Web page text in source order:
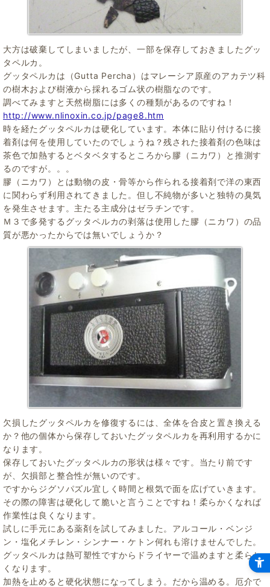
大方は破棄してしまいましたが、一部を保存しておきましたグッ
タペルカ。
グッタペルカは（Gutta Percha）はマレーシア原産のアカテツ科
の樹木および樹液から採れるゴム状の樹脂なのです。
調べてみますと天然樹脂には多くの種類があるのですね！
http://www.nlinoxin.co.jp/page8.htm
時を経たグッタペルカは硬化しています。本体に貼り付けるに接
着剤は何を使用していたのでしょうね？残された接着剤の色味は
茶色で加熱するとベタベタするところから膠（ニカワ）と推測す
るのですが。。。
膠（ニカワ）とは動物の皮・骨等から作られる接着剤で洋の東西
に関わらず利用されてきました。但し不純物が多いと独特の臭気
を発生させます。主たる主成分はゼラチンです。
Ｍ３で多発するグッタペルカの剥落は使用した膠（ニカワ）の品
質が悪かったからでは無いでしょうか？
欠損したグッタペルカを修復するには、全体を合皮と置き換える
か？他の個体から保存しておいたグッタペルカを再利用するかに
なります。
保存しておいたグッタペルカの形状は様々です。当たり前です
が、欠損部と整合性が無いのです。
ですからジグソパズル宜しく時間と根気で面を広げていきます。
その際の障害は硬化して脆いと言うことですね！柔らかくなれば
作業性は良くなります。
試しに手元にある薬剤を試してみました。アルコール・ベンジ
ン・塩化メチレン・シンナー・ケトン何れも溶けませんでした。
グッタペルカは熱可塑性ですからドライヤーで温めますと柔らか
くなります。
加熱を止めると硬化状態になってしまう。だから温める。厄介で